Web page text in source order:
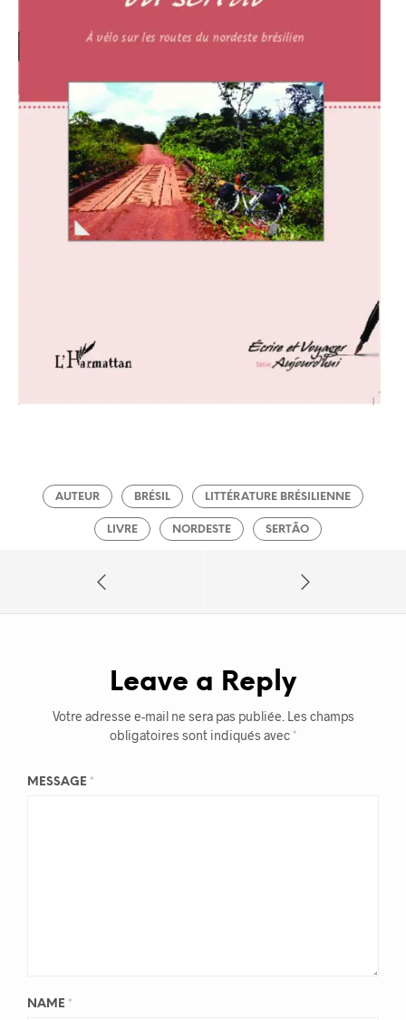
AUTEUR BRÉSIL LITTÉRATURE BRÉSILIENNE
LIVRE NORDESTE SERTÃO
Leave a Reply
Votre adresse e-mail ne sera pas publiée. Les champs
obligatoires sont indiqués avec *
MESSAGE *
NAME *